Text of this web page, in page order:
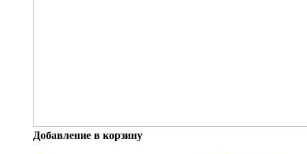
Добавление в корзину